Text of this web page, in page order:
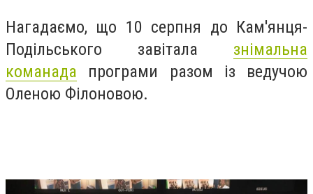
Нагадаємо, що 10 серпня до Кам'янця-
Подільського завітала знімальна
команада програми разом із ведучою
Оленою Філоновою.